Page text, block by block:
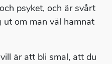
psyket, och är svårt
om man väl hamnat
är att bli smal, att du